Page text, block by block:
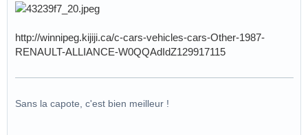
http://winnipeg.kijiji.ca/c-cars-vehicles-cars-Other-1987-
RENAULT-ALLIANCE-W0QQAdIdZ129917115
Sans la capote, c'est bien meilleur !